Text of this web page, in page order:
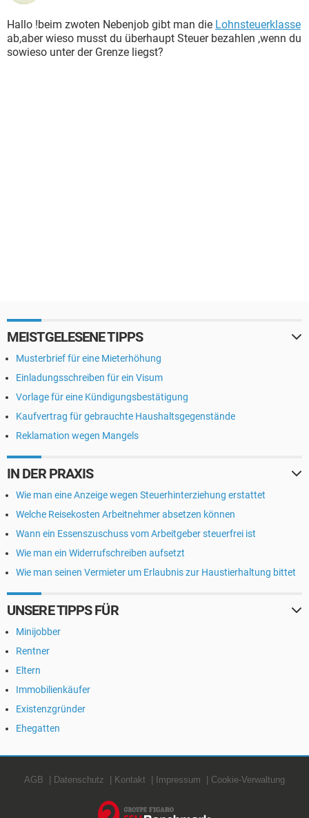
Hallo !beim zwoten Nebenjob gibt man die Lohnsteuerklasse
ab,aber wieso musst du überhaupt Steuer bezahlen ,wenn du
sowieso unter der Grenze liegst?
MEISTGELESENE TIPPS
Musterbrief für eine Mieterhöhung
Einladungsschreiben für ein Visum
Vorlage für eine Kündigungsbestätigung
Kaufvertrag für gebrauchte Haushaltsgegenstände
Reklamation wegen Mangels
IN DER PRAXIS
Wie man eine Anzeige wegen Steuerhinterziehung erstattet
Welche Reisekosten Arbeitnehmer absetzen können
Wann ein Essenszuschuss vom Arbeitgeber steuerfrei ist
Wie man ein Widerrufschreiben aufsetzt
Wie man seinen Vermieter um Erlaubnis zur Haustierhaltung bittet
UNSERE TIPPS FÜR
Minijobber
Rentner
Eltern
Immobilienkäufer
Existenzgründer
Ehegatten
AGB Datenschutz Kontakt Impressum Cookie-Verwaltung